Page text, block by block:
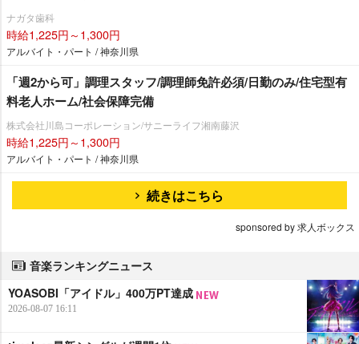
ナガタ歯科
時給1,225円～1,300円
アルバイト・パート / 神奈川県
「週2から可」調理スタッフ/調理師免許必須/日勤のみ/住宅型有
料老人ホーム/社会保障完備
株式会社川島コーポレーション/サニーライフ湘南藤沢
時給1,225円～1,300円
アルバイト・パート / 神奈川県
続きはこちら
sponsored by 求人ボックス
音楽ランキングニュース
YOASOBI「アイドル」400万PT達成
2026-08-07 16:11